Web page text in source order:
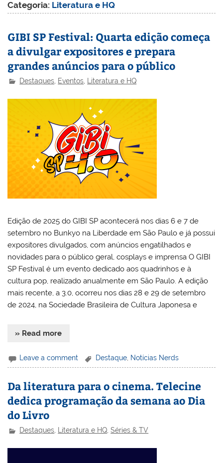
Categoria: Literatura e HQ
GIBI SP Festival: Quarta edição começa
a divulgar expositores e prepara
grandes anúncios para o público
Destaques Eventos Literatura e HQ
Edição de 2025 do GIBI SP acontecerá nos dias 6 e 7 de
setembro no Bunkyo na Liberdade em São Paulo e já possui
expositores divulgados, com anúncios engatilhados e
novidades para o público geral, cosplays e imprensa O GIBI
SP Festival é um evento dedicado aos quadrinhos e à
cultura pop, realizado anualmente em São Paulo. A edição
mais recente, a 3.0, ocorreu nos dias 28 e 29 de setembro
de 2024, na Sociedade Brasileira de Cultura Japonesa e
» Read more
Leave a comment Destaque, Notícias Nerds
Da literatura para o cinema. Telecine
dedica programação da semana ao Dia
do Livro
Destaques, Literatura e HQ,Séries & TV